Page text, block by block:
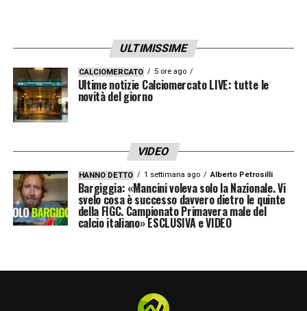
ULTIMISSIME
CALCIOMERCATO 5 ore ago
Ultime notizie Calciomercato LIVE: tutte le
novità del giorno
VIDEO
HANNO DETTO 1 settimana ago Alberto Petrosilli
Bargiggia: «Mancini voleva solo la Nazionale. Vi
svelo cosa è successo davvero dietro le quinte
della FIGC. Campionato Primavera male del
calcio italiano» ESCLUSIVA e VIDEO